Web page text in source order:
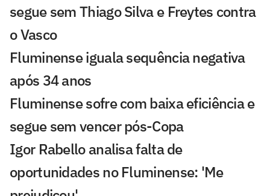
segue sem Thiago Silva e Freytes contra
o Vasco
Fluminense iguala sequência negativa
após 34 anos
Fluminense sofre com baixa eficiência e
segue sem vencer pós-Copa
Igor Rabello analisa falta de
oportunidades no Fluminense: 'Me